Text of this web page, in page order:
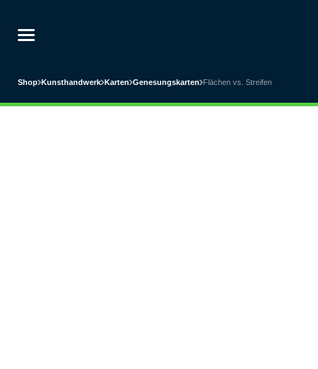
Shop Kunsthandwerk Karten Genesungskarten Flächen vs. Streifen